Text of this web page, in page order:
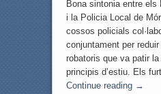
Bona sintonia entre els
i la Policia Local de
cossos policials
conjuntament per reduir
robatoris que va patir la
principis d’estiu. Els
Continue reading →